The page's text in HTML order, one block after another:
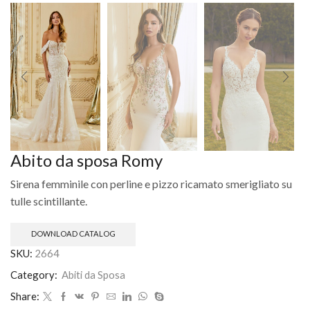
Abito da sposa Romy
Sirena femminile con perline e pizzo ricamato smerigliato su
tulle scintillante.
DOWNLOAD CATALOG
SKU: 2664
Category: Abiti da Sposa
Share: